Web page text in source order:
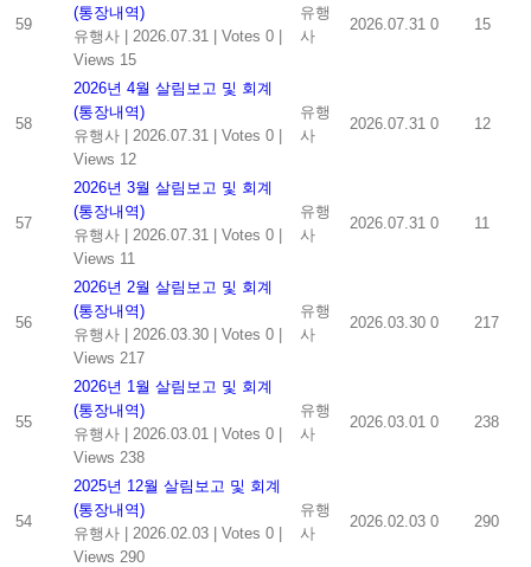
59
(통장내역)
유행사
2026.07.31 Votes 0
Views 15
유행
사
2026.07.31 0 15
58
2026년 4월 살림보고 및 회계
(통장내역)
유행사
2026.07.31 Votes 0
Views 12
유행
사
2026.07.31 0 12
57
2026년 3월 살림보고 및 회계
(통장내역)
유행사
2026.07.31 Votes 0
Views 11
유행
사
2026.07.31 0 11
56
2026년 2월 살림보고 및 회계
(통장내역)
유행사
2026.03.30 Votes 0
Views 217
유행
사
2026.03.30 0 217
55
2026년 1월 살림보고 및 회계
(통장내역)
유행사
2026.03.01 Votes 0
Views 238
유행
사
2026.03.01 0 238
54
2025년 12월 살림보고 및 회계
(통장내역)
유행사
2026.02.03 Votes 0
Views 290
유행
사
2026.02.03 0 290